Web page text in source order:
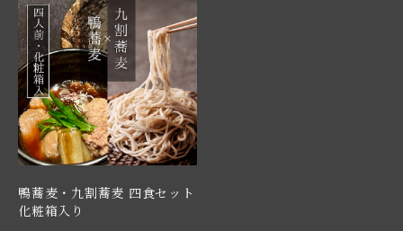
鴨蕎麦・九割蕎麦 四食セット
化粧箱入り